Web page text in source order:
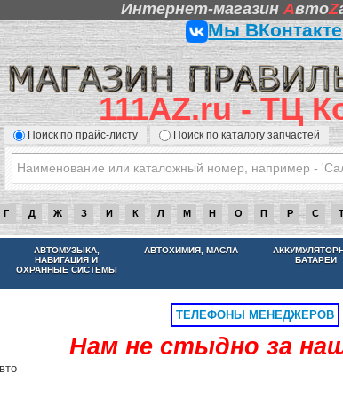
Интернет-магазинAвтоZ
Мы ВКонтакте
111AZ.ru - ТЦ
Поиск по прайс-листу Поиск по каталогу запчастей
Г Д Ж З И К Л М Н О П Р С
НАМ НЕ СТЫДНО ЗА
АВТОМУЗЫКА,
НАВИГАЦИЯ И
ОХРАННЫЕ СИСТЕМЫ
АВТОХИМИЯ, МАСЛА
БАТАРЕИ
ТЕЛЕФОНЫ МЕНЕДЖЕРОВ
Нам не стыдно за